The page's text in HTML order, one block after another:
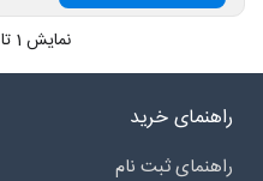
نمایش 1 تا 11 از 11 مورد
راهنمای خرید
راهنمای ثبت نام